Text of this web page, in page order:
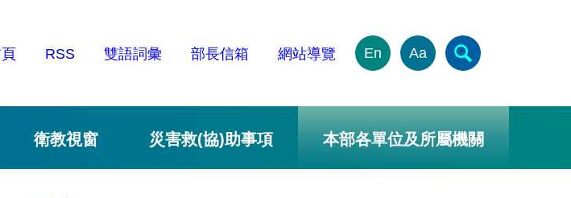
RSS 雙語詞彙 部長信箱 網站導覽 En Aa
衛教視窗 災害救(協)助事項 本部各單位及所屬機關